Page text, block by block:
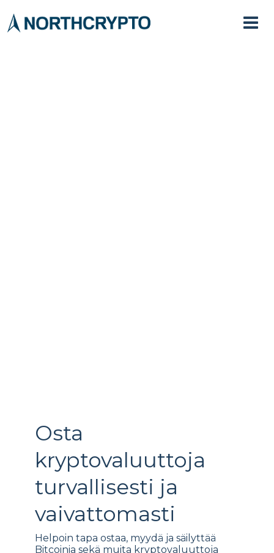
Osta
kryptovaluuttoja
turvallisesti ja
vaivattomasti
Helpoin tapa ostaa, myydä ja säilyttää
Bitcoinia sekä muita kryptovaluuttoja